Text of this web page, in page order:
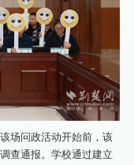
场问政活动开始前，该
查通报。学校通过建立